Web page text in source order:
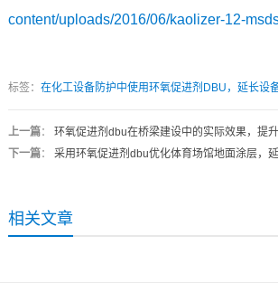
content/uploads/2016/06/kaolizer-12-
标签： 在化工设备防护中使用环氧促进剂DBU，延长设
上一篇： 环氧促进剂dbu在桥梁建设中的实际效果，提
下一篇： 采用环氧促进剂dbu优化体育场馆地面涂层，
相关文章